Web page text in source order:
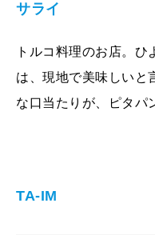
サライ
トルコ料理のお店。
は、現地で美味しいと
な口当たりが、ピタパ
TA-IM